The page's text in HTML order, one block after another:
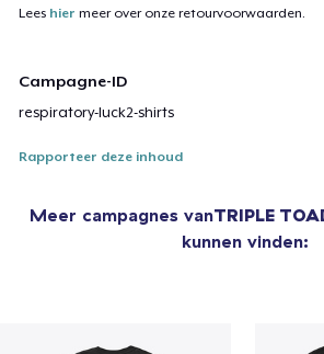
Lees hier meer over onze retourvoorwaarden.
Campagne-ID
respiratory-luck2-shirts
Rapporteer deze inhoud
Meer campagnes vanTRIPLE
kunnen vinden: